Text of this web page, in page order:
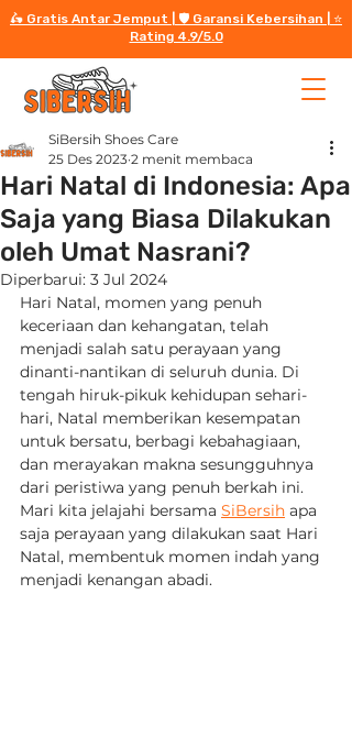
🛵 Gratis Antar Jemput | 🛡️ Garansi Kebersihan | ⭐️
Rating 4.9/5.0
Hari Natal di Indonesia: Apa
Saja yang Biasa Dilakukan
oleh Umat Nasrani?
SiBersih Shoes Care
25 Des 2023 2 menit membaca
Diperbarui: 3 Jul 2024
Hari Natal, momen yang penuh
keceriaan dan kehangatan, telah
menjadi salah satu perayaan yang
dinanti-nantikan di seluruh dunia. Di
tengah hiruk-pikuk kehidupan sehari-
hari, Natal memberikan kesempatan
untuk bersatu, berbagi kebahagiaan,
dan merayakan makna sesungguhnya
dari peristiwa yang penuh berkah ini.
Mari kita jelajahi bersama SiBersih apa
saja perayaan yang dilakukan saat Hari
Natal, membentuk momen indah yang
menjadi kenangan abadi.